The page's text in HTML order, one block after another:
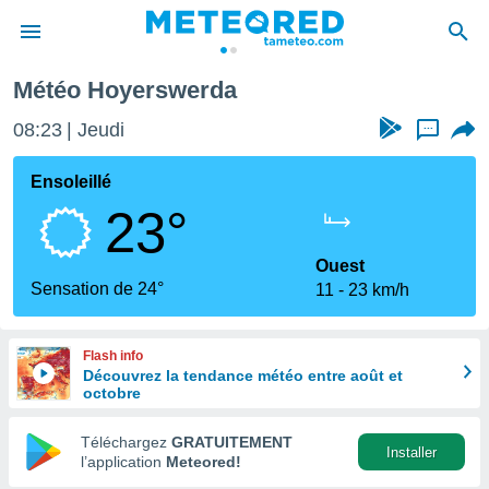
de
en
Météo Hoyerswerda
08:23 Jeudi ...
Ensoleillé
23°
Sensation de 24°
Ouest
11
23 km/h
Flash info
Découvrez la tendance météo entre août et
octobre
Téléchargez GRATUITEMENT
l’application Meteored!
Installer